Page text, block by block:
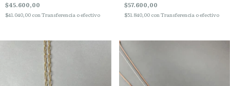
$45.600,00
$41.040,00 conTransferencia o efectivo
$57.600,00
$51.840,00 conTransferencia o efectivo